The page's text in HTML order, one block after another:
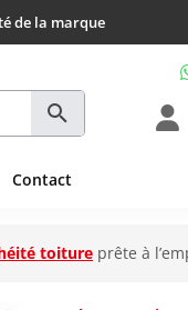
de la marque
Contact
toiture prête à